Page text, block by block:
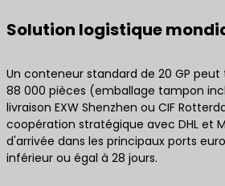
Solution logistique
Un conteneur standard de 20 GP
88 000 pièces (emballage tampon
livraison EXW Shenzhen ou CIF
coopération stratégique avec DHL et
d'arrivée dans les principaux ports
inférieur ou égal à 28 jours.